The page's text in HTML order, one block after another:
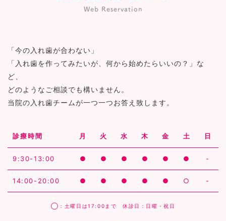
Web Reservation
「今の入れ歯が合わない」
「入れ歯を作ってみたいが、何から始めたらいいの？」な
ど、
どのようなご相談でも構いません。
当院の入れ歯チームが一つ一つお答え致します。
診療時間 月 火 水 木 金 土 日
9:30-13:00 ● ● ● ● ● ● -
14:00-20:00 ● ● ● ● ● ○ -
◯：土曜日は17:00まで 休診日：日曜・祝日